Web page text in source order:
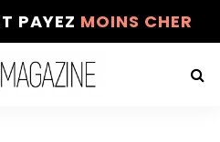
PAYEZ MOINS CHER